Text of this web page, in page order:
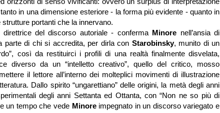
in una dimensione esteriore - la forma più evidente - quanto in
strutture portanti che la innervano.
del discorso autoriale - conferma Minore nell’ansia di
parte di chi si accredita, per dirla con Starobinsky, munito di un
così da restituirci i profili di una realtà finalmente disvelata,
diverso da un “intelletto creativo”, quello del critico, mosso
il lettore all’interno dei molteplici movimenti di illustrazione
Dallo spirito “ungarettiano” delle origini, la metà degli anni
degli anni Settanta ed Ottanta, con “Non ne so più di
un tempo che vede Minore impegnato in un discorso variegato e